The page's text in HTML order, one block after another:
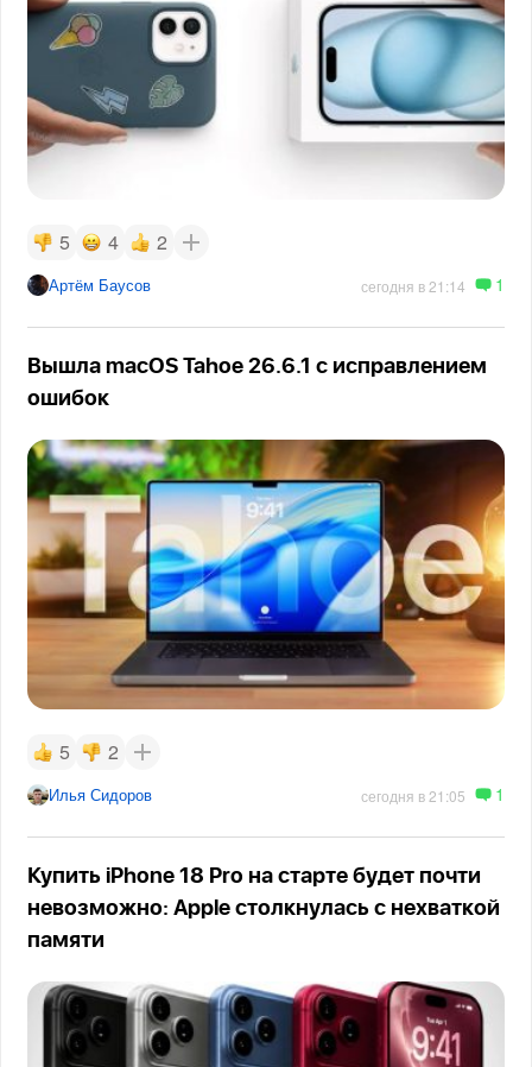
5 4 2
Артём Баусов сегодня в 21:14 1
Вышла macOS Tahoe 26.6.1 с исправлением
ошибок
5 2
Илья Сидоров сегодня в 21:05 1
Купить iPhone 18 Pro на старте будет почти
невозможно: Apple столкнулась с нехваткой
памяти